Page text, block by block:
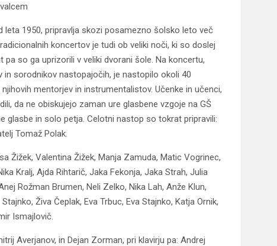
leta 1950, pripravlja skozi posamezno šolsko leto več
koncertov je tudi ob veliki noči, ki so doslej
so ga uprizorili v veliki dvorani šole. Na koncertu,
sorodnikov nastopajočih, je nastopilo okoli 40
mentorjev in instrumentalistov. Učenke in učenci,
da ne obiskujejo zaman ure glasbene vzgoje na GŠ
glasbe in solo petja. Celotni nastop so tokrat pripravili:
Tomaž Polak.
Žižek, Valentina Žižek, Manja Zamuda, Matic Vogrinec,
Kralj, Ajda Rihtarič, Jaka Fekonja, Jaka Strah, Julia
Rožman Brumen, Neli Zelko, Nika Lah, Anže Klun,
Živa Čeplak, Eva Trbuc, Eva Stajnko, Katja Ornik,
Ismajlovič.
Averjanov, in Dejan Zorman, pri klavirju pa: Andrej